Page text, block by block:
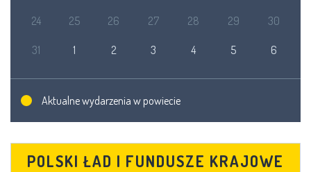
24 25 26 27 28 29 30
31 1 2 3 4 5 6
Aktualne wydarzenia w powiecie
POLSKI ŁAD I FUNDUSZE KRAJOWE